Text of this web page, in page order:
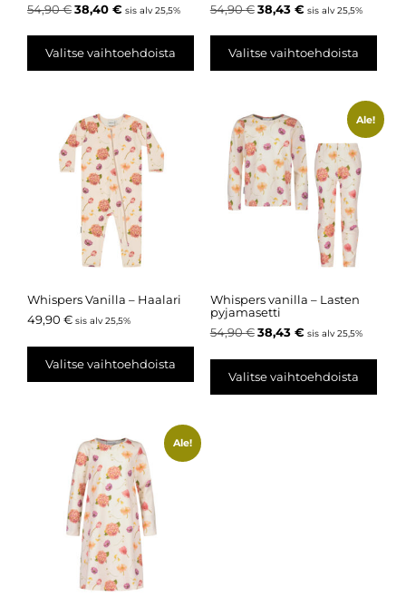
54,90€38,40 € sis alv 25,5%
Valitse vaihtoehdoista
54,90€ 38,43 € sis alv 25,5%
Valitse vaihtoehdoista
Whispers Vanilla – Haalari
49,90 € sis alv 25,5%
Valitse vaihtoehdoista
Ale!
Whispers vanilla – Lasten
pyjamasetti
54,90€ 38,43 € sis alv 25,5%
Valitse vaihtoehdoista
Ale!